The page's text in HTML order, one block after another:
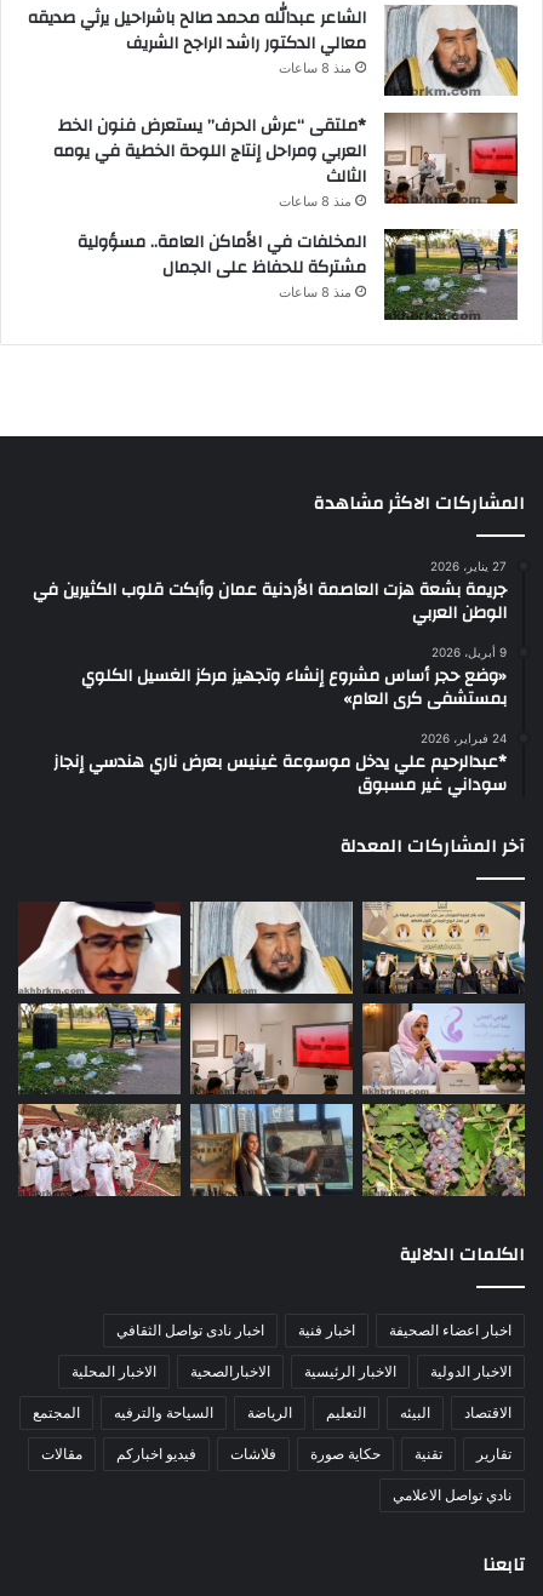
الشاعر عبدالله محمد صالح باشراحيل يرثي صديقه
معالي الدكتور راشد الراجح الشريف
منذ 8 ساعات
*ملتقى “عرش الحرف” يستعرض فنون الخط
العربي ومراحل إنتاج اللوحة الخطية في يومه
الثالث
منذ 8 ساعات
المخلفات في الأماكن العامة.. مسؤولية
مشتركة للحفاظ على الجمال
منذ 8 ساعات
المشاركات الاكثر مشاهدة
27 يناير، 2026
جريمة بشعة هزت العاصمة الأردنية عمان وأبكت قلوب الكثيرين في
الوطن العربي
9 أبريل، 2026
«وضع حجر أساس مشروع إنشاء وتجهيز مركز الغسيل الكلوي
بمستشفى كرى العام»
24 فبراير، 2026
*عبدالرحيم علي يدخل موسوعة غينيس بعرض ناري هندسي إنجاز
سوداني غير مسبوق
آخر المشاركات المعدلة
الكلمات الدلالية
اخبار اعضاء الصحيفة اخبار فنية اخبار نادى تواصل الثقافي
الاخبار الدولية الاخبار الرئيسية الاخبارالصحية الاخبار المحلية
الاقتصاد البيئه التعليم الرياضة السياحة والترفيه المجتمع
تقارير تقنية حكاية صورة فلاشات فيديو اخباركم مقالات
نادي تواصل الاعلامي
تابعنا